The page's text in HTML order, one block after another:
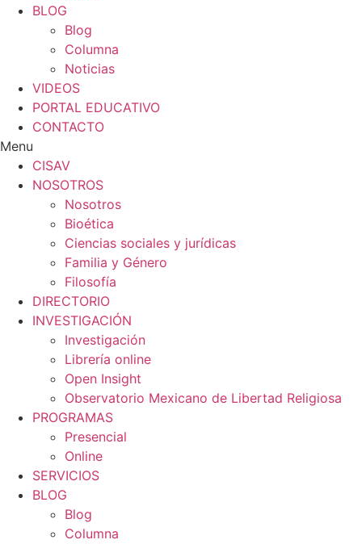
BLOG
Blog
Columna
Noticias
VIDEOS
PORTAL EDUCATIVO
CONTACTO
Menu
CISAV
NOSOTROS
Nosotros
Bioética
Ciencias sociales y jurídicas
Familia y Género
Filosofía
DIRECTORIO
INVESTIGACIÓN
Investigación
Librería online
Open Insight
Observatorio Mexicano de Libertad Religiosa
PROGRAMAS
Presencial
Online
SERVICIOS
BLOG
Blog
Columna